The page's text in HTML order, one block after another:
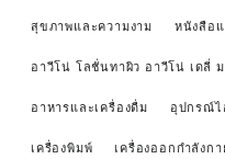
สุขภาพและความงาม หนังสือ
อาวีโน่ โลชั่นทาผิว อาวีโน่ เดลี่
อาหารและเครื่องดื่ม อุปกรณ์ไ
เครื่องพิมพ์ เครื่องออกกำลังก